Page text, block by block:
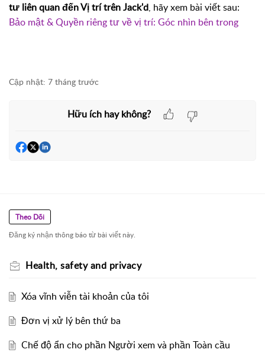
tư liên quan đến Vị trí trên Jack'd, hãy xem bài viết sau:
Bảo mật & Quyền riêng tư về vị trí: Góc nhìn bên trong
Cập nhật: 7 tháng trước
Hữu ích hay không?
Theo Dõi
Đăng ký nhận thông báo từ bài viết này.
Health, safety and privacy
Xóa vĩnh viễn tài khoản của tôi
Đơn vị xử lý bên thứ ba
Chế độ ẩn cho phần Người xem và phần Toàn cầu